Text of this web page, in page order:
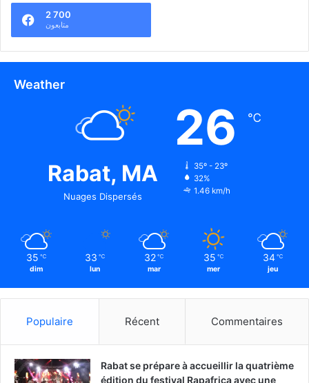
2 700
متابعون
Weather
Rabat, MA
Nuages Dispersés
26 ℃
35º - 23º
32%
1.46 km/h
35 ℃
dim
33 ℃
lun
32 ℃
mar
35 ℃
mer
34 ℃
jeu
Populaire Récent Commentaires
Rabat se prépare à accueillir la quatrième
édition du festival Rapafrica avec une